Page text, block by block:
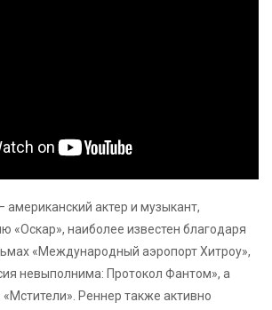
американский актер и музыкант,
«Оскар», наиболее известен благодаря
«Международный аэропорт Хитроу»,
невыполнима: Протокол Фантом», а
Реннер также активно